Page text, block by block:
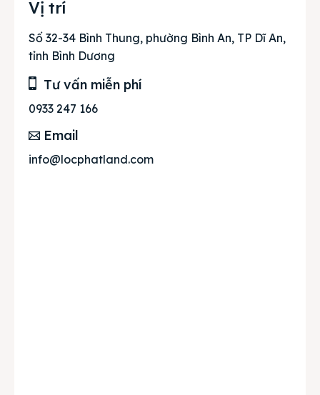
Vị trí
Số 32-34 Bình Thung, phường Bình An, TP Dĩ An,
tỉnh Bình Dương
Tư vấn miễn phí
0933 247 166
Email
info@locphatland.com